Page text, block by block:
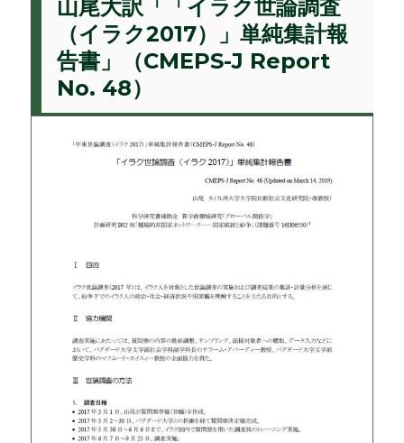
山尾大訳「「イラク世論調査
（イラク2017）」単純集計報
告書」（CMEPS-J Report
No. 48）